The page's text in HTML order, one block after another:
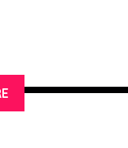
initiatives de
de Québec
peux également